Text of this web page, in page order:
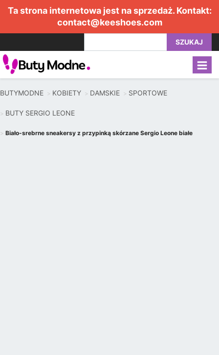
Ta strona internetowa jest na sprzedaż. Kontakt:
contact@keeshoes.com
SZUKAJ
BUTYMODNE KOBIETY DAMSKIE SPORTOWE
BUTY SERGIO LEONE
Biało-srebrne sneakersy z przypinką skórzane Sergio Leone białe